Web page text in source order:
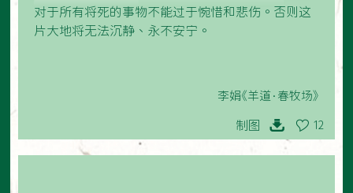
对于所有将死的事物不能过于惋惜和悲伤。否则这
片大地将无法沉静、永不安宁。
李娟《羊道·春牧场》
制图 12